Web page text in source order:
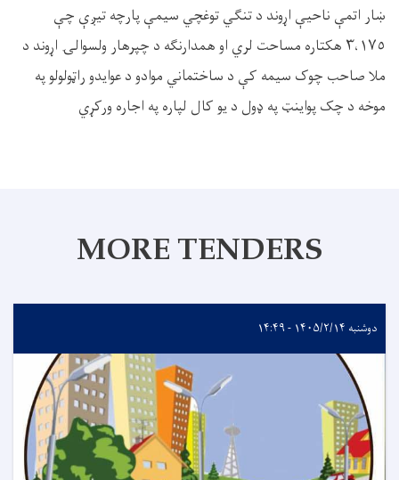
ښار اتمې ناحیې اړوند د تنګي توغچي سيمې پارچه تيږې چې
٣،١٧٥ هکتاره مساحت لري او همدارنګه د چپرهار ولسوالۍ اړوند د
ملا صاحب چوک سيمه کې د ساختماني موادو د عوايدو راټولولو په
موخه د چک پواينټ په ډول د يو کال لپاره په اجاره ورکړي
MORE TENDERS
دوشنبه ۱۴۰۵/۲/۱۴ - ۱۴:۴۹